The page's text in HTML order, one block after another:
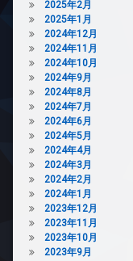
敷
地
内
ゴ
ミ
置
き
場
防
犯
カ
メ
2025年2月
2025年1月
2024年12月
2024年11月
2024年10月
2024年9月
2024年8月
2024年7月
2024年6月
2024年5月
2024年4月
2024年3月
2024年2月
2024年1月
2023年12月
2023年11月
2023年10月
2023年9月